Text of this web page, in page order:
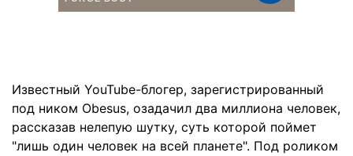
Известный YouTube-блогер, зарегистрированный
под ником Obesus, озадачил два миллиона человек,
рассказав нелепую шутку, суть которой поймет
"лишь один человек на всей планете". Под роликом